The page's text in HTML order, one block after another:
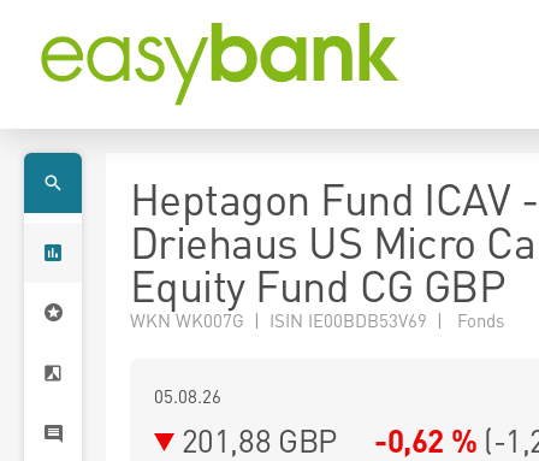
Heptagon Fund ICAV -
Driehaus US Micro
Equity Fund CG GBP
WKN WK007G | ISIN IE00BDB53V69 | Fonds
05.08.26
201,88 GBP -0,62 % (-